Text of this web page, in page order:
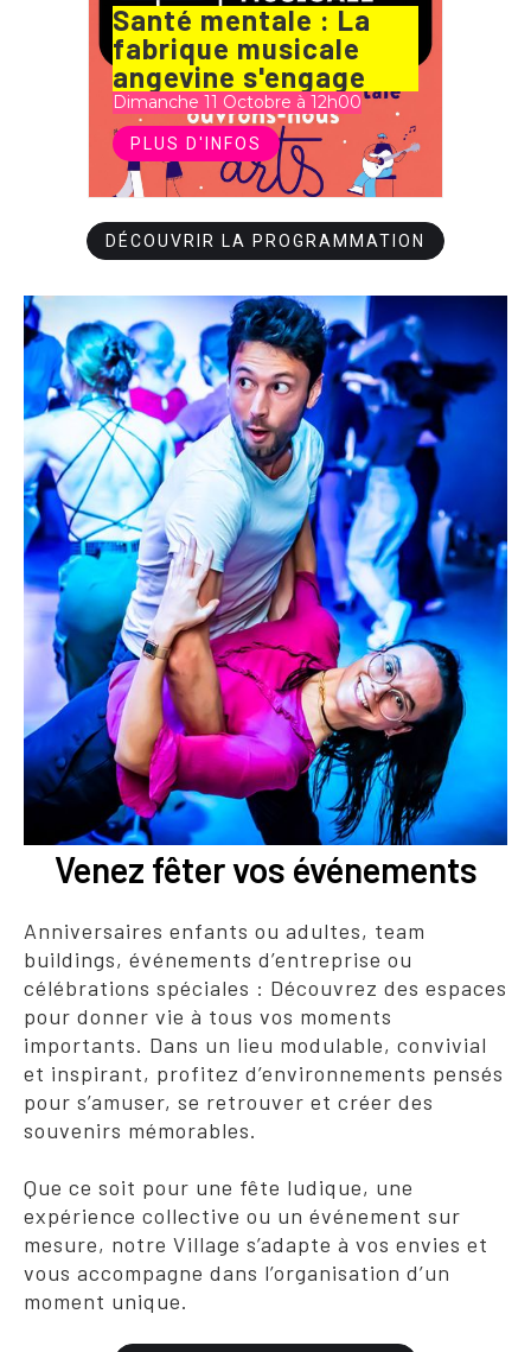
Santé mentale : La
fabrique musicale
angevine s'engage
Dimanche 11 Octobre à 12h00
PLUS D'INFOS
DÉCOUVRIR LA PROGRAMMATION
Venez fêter vos événements
Anniversaires enfants ou adultes, team
buildings, événements d’entreprise ou
célébrations spéciales : Découvrez des espaces
pour donner vie à tous vos moments
importants. Dans un lieu modulable, convivial
et inspirant, profitez d’environnements pensés
pour s’amuser, se retrouver et créer des
souvenirs mémorables.
Que ce soit pour une fête ludique, une
expérience collective ou un événement sur
mesure, notre Village s’adapte à vos envies et
vous accompagne dans l’organisation d’un
moment unique.